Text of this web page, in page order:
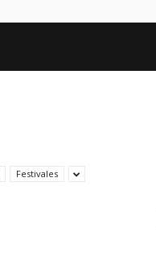
Festivales